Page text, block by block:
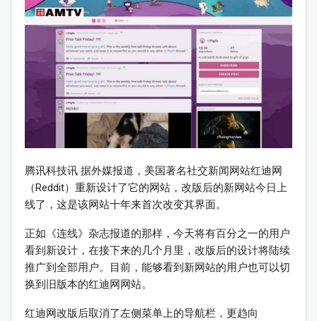
腾讯科技讯 据外媒报道，美国著名社交新闻网站红迪网
（Reddit）重新设计了它的网站，改版后的新网站今日上
线了，这是该网站十年来首次改变其界面。
正如《连线》杂志报道的那样，今天将有百分之一的用户
看到新设计，在接下来的几个月里，改版后的设计将陆续
推广到全部用户。目前，能够看到新网站的用户也可以切
换到旧版本的红迪网网站。
红迪网改版后取消了左侧菜单上的导航栏，更趋向